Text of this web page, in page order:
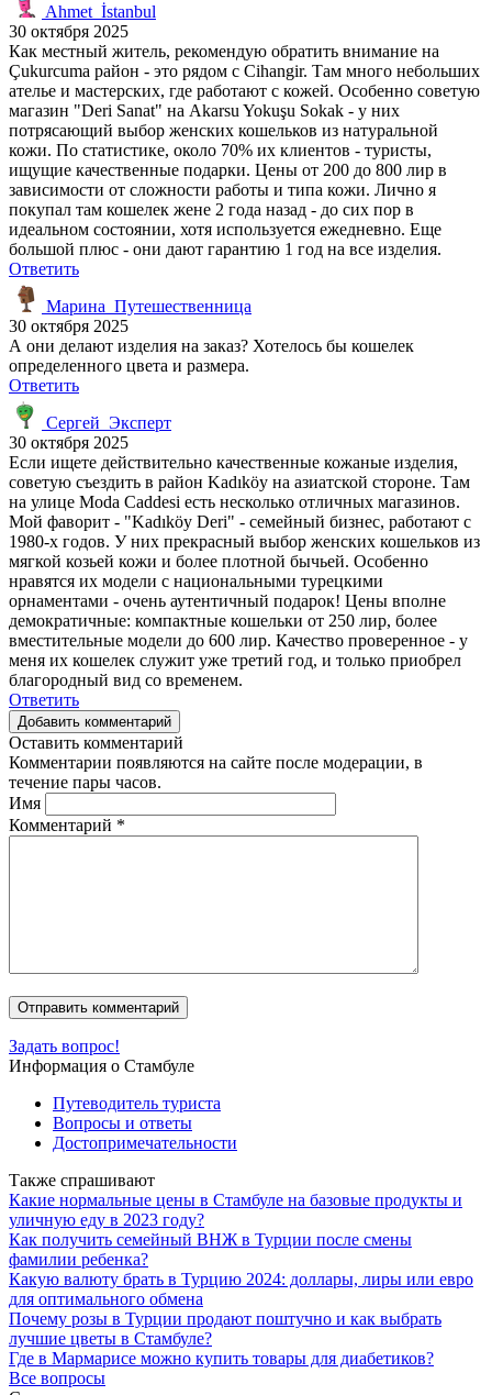
Ahmet_İstanbul
30 октября 2025
Как местный житель, рекомендую обратить внимание на
Çukurcuma район - это рядом с Cihangir. Там много небольших
ателье и мастерских, где работают с кожей. Особенно советую
магазин "Deri Sanat" на Akarsu Yokuşu Sokak - у них
потрясающий выбор женских кошельков из натуральной
кожи. По статистике, около 70% их клиентов - туристы,
ищущие качественные подарки. Цены от 200 до 800 лир в
зависимости от сложности работы и типа кожи. Лично я
покупал там кошелек жене 2 года назад - до сих пор в
идеальном состоянии, хотя используется ежедневно. Еще
большой плюс - они дают гарантию 1 год на все изделия.
Ответить
Марина_Путешественница
30 октября 2025
А они делают изделия на заказ? Хотелось бы кошелек
определенного цвета и размера.
Ответить
Сергей_Эксперт
30 октября 2025
Если ищете действительно качественные кожаные изделия,
советую съездить в район Kadıköy на азиатской стороне. Там
на улице Moda Caddesi есть несколько отличных магазинов.
Мой фаворит - "Kadıköy Deri" - семейный бизнес, работают с
1980-х годов. У них прекрасный выбор женских кошельков из
мягкой козьей кожи и более плотной бычьей. Особенно
нравятся их модели с национальными турецкими
орнаментами - очень аутентичный подарок! Цены вполне
демократичные: компактные кошельки от 250 лир, более
вместительные модели до 600 лир. Качество проверенное - у
меня их кошелек служит уже третий год, и только приобрел
благородный вид со временем.
Ответить
Добавить комментарий
Оставить комментарий
Комментарии появляются на сайте после модерации, в
течение пары часов.
Имя
Комментарий *
Задать вопрос!
Информация о Стамбуле
Путеводитель туриста
Вопросы и ответы
Достопримечательности
Также спрашивают
Какие нормальные цены в Стамбуле на базовые продукты и
уличную еду в 2023 году?
Как получить семейный ВНЖ в Турции после смены
фамилии ребенка?
Какую валюту брать в Турцию 2024: доллары, лиры или евро
для оптимального обмена
Почему розы в Турции продают поштучно и как выбрать
лучшие цветы в Стамбуле?
Где в Мармарисе можно купить товары для диабетиков?
Все вопросы